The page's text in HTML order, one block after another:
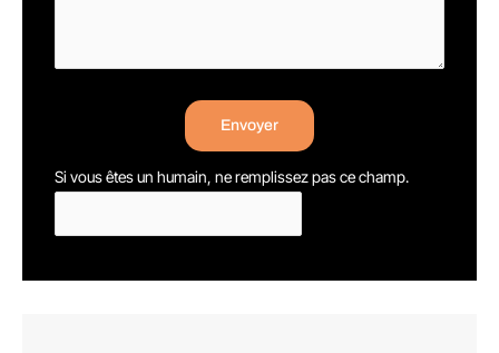
Envoyer
Si vous êtes un humain, ne remplissez pas ce champ.